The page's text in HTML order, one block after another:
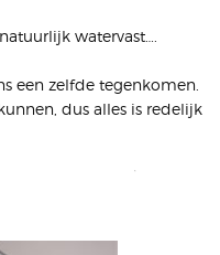
watervast….
een zelfde tegenkomen.
dus alles is redelijk